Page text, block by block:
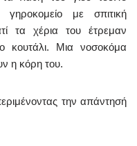
με σπιτική
τα χέρια του έτρεμαν
κουτάλι. Μια νοσοκόμα
η κόρη του.
την απάντησή